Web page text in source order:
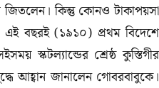
জিতলেন। কিন্তু কোনও টাকাপয়সা
এই বছরই (১৯১০) প্রথম বিদেশে
স্কটল্যান্ডের শ্রেষ্ঠ কুস্তিগীর
আহ্বান জানালেন গোবরবাবুকে।